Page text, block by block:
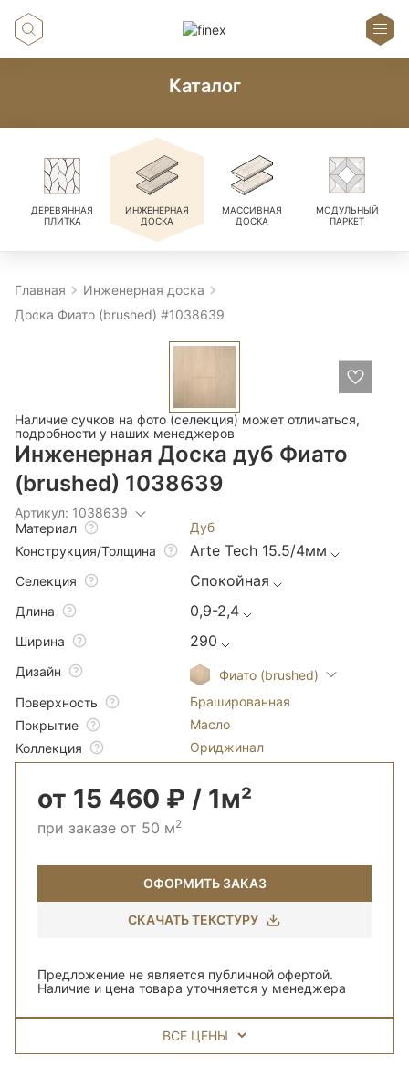
Каталог
ДЕРЕВЯННАЯ
ПЛИТКА
ИНЖЕНЕРНАЯ
ДОСКА
МАССИВНАЯ
ДОСКА
МОДУЛЬНЫЙ
ПАРКЕТ
Главная
Инженерная доска
Доска Фиато (brushed) #1038639
Наличие сучков на фото (селекция) может отличаться,
подробности у наших менеджеров
Инженерная Доска дуб Фиато
(brushed) 1038639
Артикул: 1038639
Материал
Дуб
Конструкция/Толщина
Arte Tech 15.5/4мм
Селекция Спокойная
Длина 0,9-2,4
Ширина 290
Дизайн
Фиато (brushed)
Поверхность
Брашированная
Покрытие
Масло
Коллекция
Ориджинал
от 15 460 ₽ / 1м²
при заказе от 50 м2
ОФОРМИТЬ ЗАКАЗ
СКАЧАТЬ ТЕКСТУРУ
Предложение не является публичной офертой.
Наличие и цена товара уточняется у менеджера
ВСЕ ЦЕНЫ